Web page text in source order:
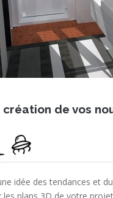
de vos
idée des tendances et